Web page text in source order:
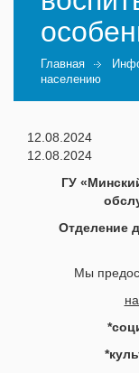
Главная
населению
12.08.2024
12.08.2024
ГУ
Отделение
Мы